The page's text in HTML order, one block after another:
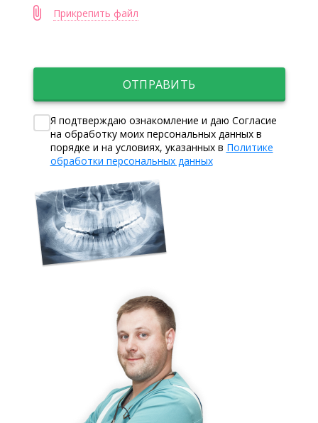
Прикрепить файл
ОТПРАВИТЬ
Я подтверждаю ознакомление и даю Согласие
на обработку моих персональных данных в
порядке и на условиях, указанных в Политике
обработки персональных данных